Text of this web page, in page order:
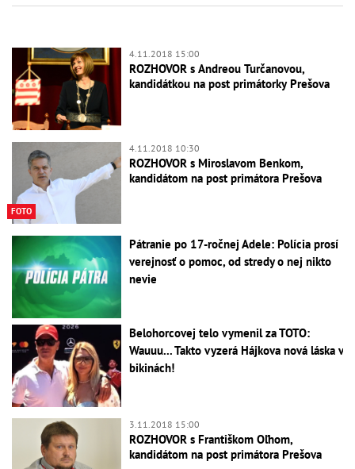
4.11.2018 15:00
ROZHOVOR s Andreou Turčanovou,
kandidátkou na post primátorky Prešova
FOTO
4.11.2018 10:30
ROZHOVOR s Miroslavom Benkom,
kandidátom na post primátora Prešova
Pátranie po 17-ročnej Adele: Polícia prosí
verejnosť o pomoc, od stredy o nej nikto
nevie
Belohorcovej telo vymenil za TOTO:
Wauuu... Takto vyzerá Hájkova nová láska v
bikinách!
3.11.2018 15:00
ROZHOVOR s Františkom Oľhom,
kandidátom na post primátora Prešova